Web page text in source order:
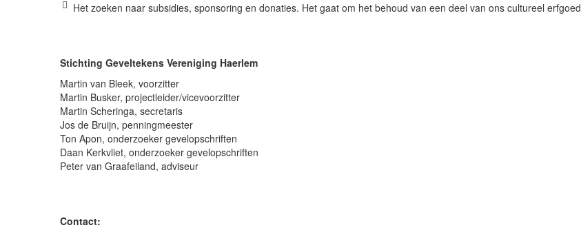
Het zoeken naar subsidies, sponsoring en donaties. Het gaat om het behoud van een deel van ons cultureel erfgoed
Stichting Geveltekens Vereniging Haerlem
Martin van Bleek, voorzitter
Martin Busker, projectleider/vicevoorzitter
Martin Scheringa, secretaris
Jos de Bruijn, penningmeester
Ton Apon, onderzoeker gevelopschriften
Daan Kerkvliet, onderzoeker gevelopschriften
Peter van Graafeiland, adviseur
Contact: